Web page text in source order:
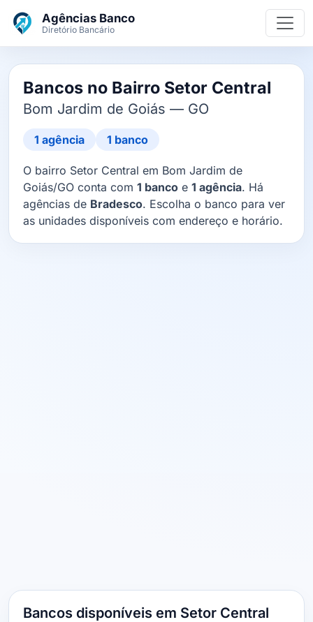
Agências Banco
Diretório Bancário
Bancos no Bairro Setor Central
Bom Jardim de Goiás — GO
1 agência 1 banco
O bairro Setor Central em Bom Jardim de
Goiás/GO conta com 1 banco e 1 agência. Há
agências de Bradesco. Escolha o banco para ver
as unidades disponíveis com endereço e horário.
Bancos disponíveis em Setor Central